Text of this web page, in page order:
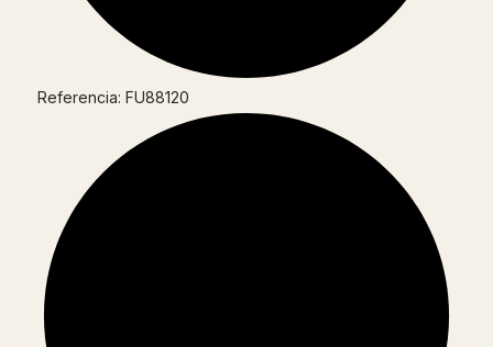
Referencia: FU88120